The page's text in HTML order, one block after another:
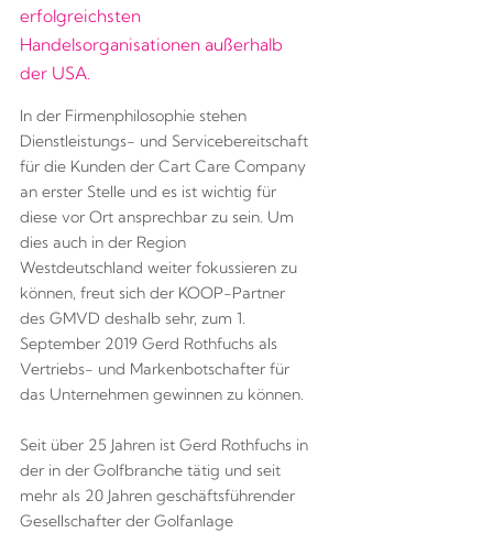
erfolgreichsten
Handelsorganisationen außerhalb
der USA.
In der Firmenphilosophie stehen
Dienstleistungs- und Servicebereitschaft
für die Kunden der Cart Care Company
an erster Stelle und es ist wichtig für
diese vor Ort ansprechbar zu sein. Um
dies auch in der Region
Westdeutschland weiter fokussieren zu
können, freut sich der KOOP-Partner
des GMVD deshalb sehr, zum 1.
September 2019 Gerd Rothfuchs als
Vertriebs- und Markenbotschafter für
das Unternehmen gewinnen zu können.
Seit über 25 Jahren ist Gerd Rothfuchs in
der in der Golfbranche tätig und seit
mehr als 20 Jahren geschäftsführender
Gesellschafter der Golfanlage